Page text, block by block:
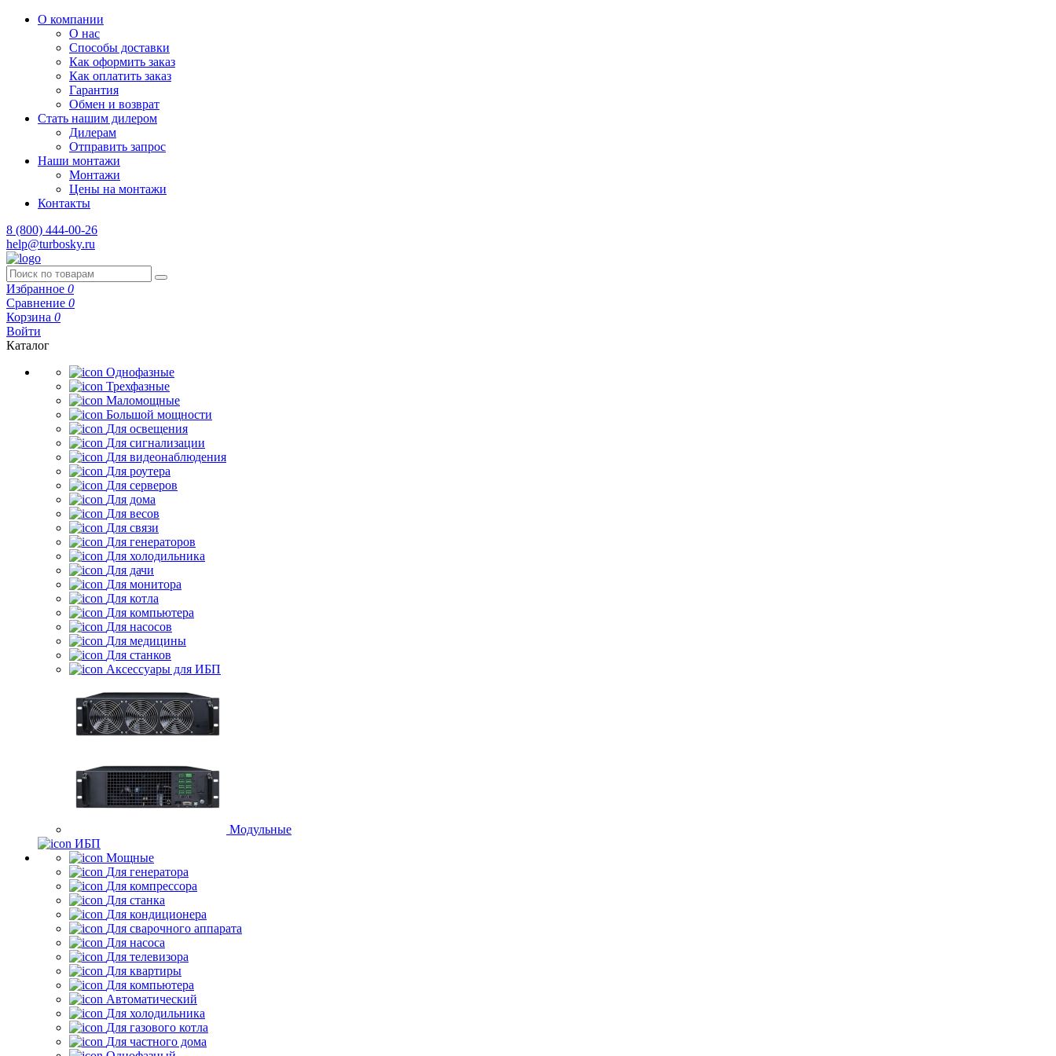
О компании
О нас
Способы доставки
Как оформить заказ
Как оплатить заказ
Гарантия
Обмен и возврат
Стать нашим дилером
Дилерам
Отправить запрос
Наши монтажи
Монтажи
Цены на монтажи
Контакты
8 (800) 444-00-26
help@turbosky.ru
Избранное 0
Сравнение 0
Корзина 0
Войти
Каталог
Однофазные
Трехфазные
Маломощные
Большой мощности
Для освещения
Для сигнализации
Для видеонаблюдения
Для роутера
Для серверов
Для дома
Для весов
Для связи
Для генераторов
Для холодильника
Для дачи
Для монитора
Для котла
Для компьютера
Для насосов
Для медицины
Для станков
Аксессуары для ИБП
Модульные
ИБП
Мощные
Для генератора
Для компрессора
Для станка
Для кондиционера
Для сварочного аппарата
Для насоса
Для телевизора
Для квартиры
Для компьютера
Автоматический
Для холодильника
Для газового котла
Для частного дома